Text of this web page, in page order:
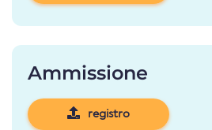
Ammissione
registro